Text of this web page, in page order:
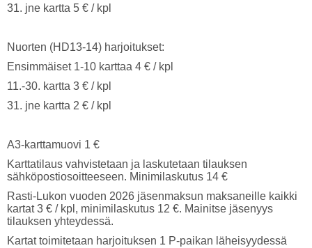
31. jne kartta 5 € / kpl
Nuorten (HD13-14) harjoitukset:
Ensimmäiset 1-10 karttaa 4 € / kpl
11.-30. kartta 3 € / kpl
31. jne kartta 2 € / kpl
A3-karttamuovi 1 €
Karttatilaus vahvistetaan ja laskutetaan tilauksen
sähköpostiosoitteeseen. Minimilaskutus 14 €
Rasti-Lukon vuoden 2026 jäsenmaksun maksaneille kaikki
kartat 3 € / kpl, minimilaskutus 12 €. Mainitse jäsenyys
tilauksen yhteydessä.
Kartat toimitetaan harjoituksen 1 P-paikan läheisyydessä